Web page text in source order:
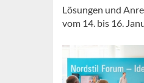
Lösungen und
vom 14. bis 16.